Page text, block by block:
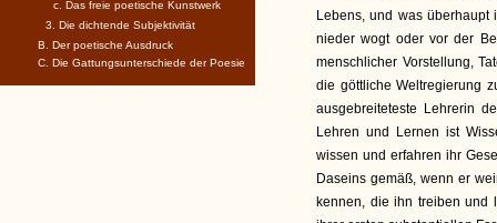
Lebens, und was
nieder wogt oder vor der
menschlicher Vorstellung,
die göttliche Weltregierung
ausgebreiteteste Lehrerin
Lehren und Lernen ist
wissen und erfahren ihr
Daseins gemäß, wenn er
kennen, die ihn treiben und
c. Das freie poetische Kunstwerk
3. Die dichtende Subjektivität
B. Der poetische Ausdruck
C. Die Gattungsunterschiede der Poesie